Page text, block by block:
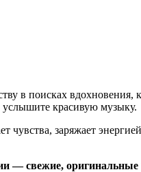
в поисках
услышите красивую музыку.
чувства, заряжает
свежие, оригинальные